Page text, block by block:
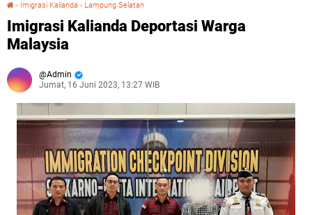
› Imigrasi Kalianda › Lampung Selatan
Imigrasi Kalianda Deportasi Warga
Malaysia
Admin
Jumat, 16 Juni 2023, 13:27 WIB